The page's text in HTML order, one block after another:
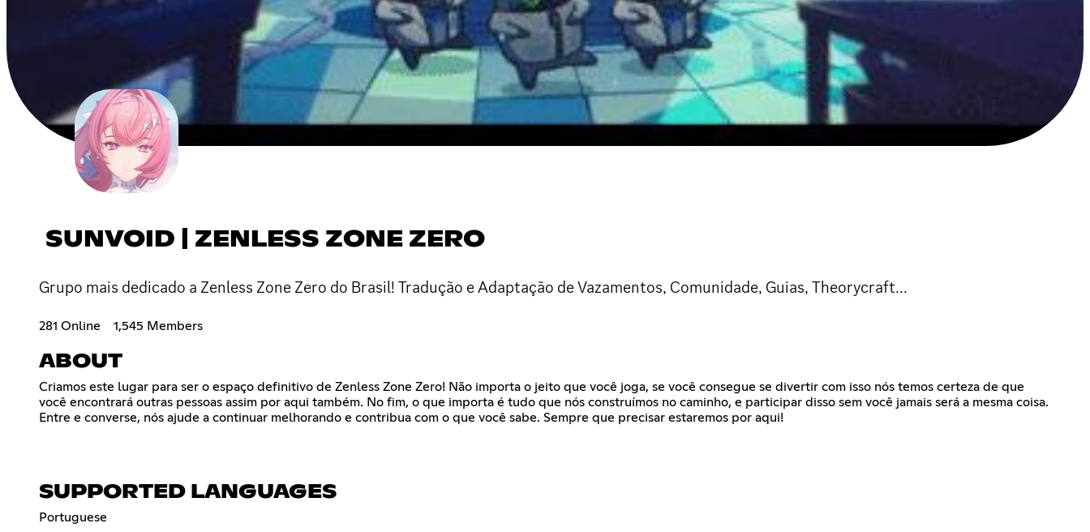
SUNVOID | ZENLESS ZONE ZERO
Grupo mais dedicado a Zenless Zone Zero do Brasil! Tradução e Adaptação de Vazamentos, Comunidade, Guias, Theorycraft...
281 Online 1,545 Members
ABOUT
Criamos este lugar para ser o espaço definitivo de Zenless Zone Zero! Não importa o jeito que você joga, se você consegue se divertir com isso nós temos certeza de que
você encontrará outras pessoas assim por aqui também. No fim, o que importa é tudo que nós construímos no caminho, e participar disso sem você jamais será a mesma coisa.
Entre e converse, nós ajude a continuar melhorando e contribua com o que você sabe. Sempre que precisar estaremos por aqui!
SUPPORTED LANGUAGES
Portuguese